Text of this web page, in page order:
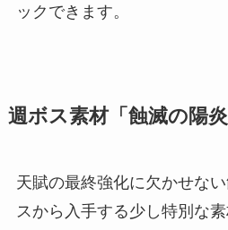
ックできます。
週ボス素材「蝕滅の陽
天賦の最終強化に欠かせな
スから入手する少し特別な